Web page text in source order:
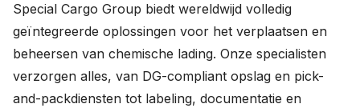
Special Cargo Group biedt wereldwijd volledig
geïntegreerde oplossingen voor het verplaatsen en
beheersen van chemische lading. Onze specialisten
verzorgen alles, van DG-compliant opslag en pick-
and-packdiensten tot labeling, documentatie en